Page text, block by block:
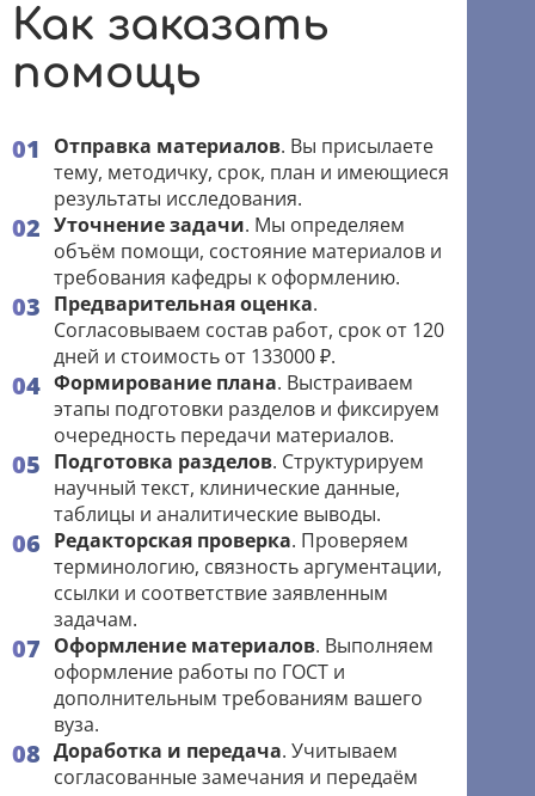
Как заказать
помощь
Отправка материалов. Вы присылаете
тему, методичку, срок, план и имеющиеся
результаты исследования.
Уточнение задачи. Мы определяем
объём помощи, состояние материалов и
требования кафедры к оформлению.
Предварительная оценка.
Согласовываем состав работ, срок от 120
дней и стоимость от 133000 ₽.
Формирование плана. Выстраиваем
этапы подготовки разделов и фиксируем
очередность передачи материалов.
Подготовка разделов. Структурируем
научный текст, клинические данные,
таблицы и аналитические выводы.
Редакторская проверка. Проверяем
терминологию, связность аргументации,
ссылки и соответствие заявленным
задачам.
Оформление материалов. Выполняем
оформление работы по ГОСТ и
дополнительным требованиям вашего
вуза.
Доработка и передача. Учитываем
согласованные замечания и передаём